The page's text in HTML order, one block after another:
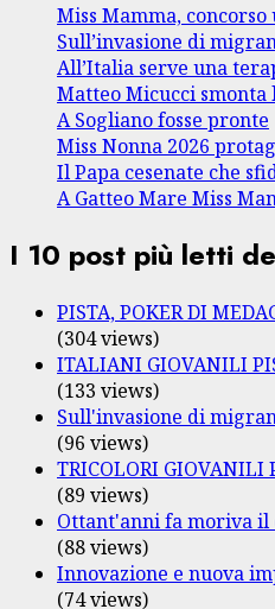
Miss Mamma,
Sull’invasione di
All’Italia serve una
Matteo Micucci smonta
A Sogliano fosse pronte
Miss Nonna 2026
Il Papa cesenate che
A Gatteo Mare Miss
I 10 post più letti
PISTA, POKER DI
(304 views)
ITALIANI GIOVANILI
(133 views)
Sull'invasione di
(96 views)
TRICOLORI GIOVANILI
(89 views)
Ottant'anni fa moriva il
(88 views)
Innovazione e nuova
(74 views)